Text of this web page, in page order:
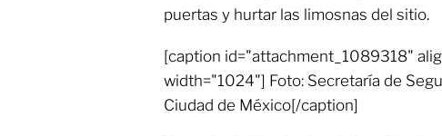
puertas y hurtar las limosnas del sitio.
[caption id="attachment_1089318"
width="1024"] Foto: Secretaría de
Ciudad de México[/caption]